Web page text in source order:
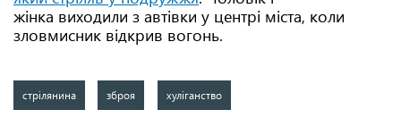
жінка виходили з автівки у центрі міста, коли
зловмисник відкрив вогонь.
стрілянина зброя хуліганство